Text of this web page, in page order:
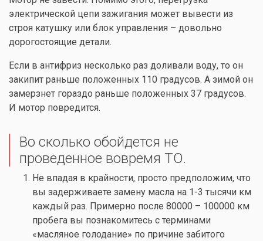
электрической цепи зажигания может вывести из
строя катушку или блок управления – довольно
дорогостоящие детали.
Если в антифриз несколько раз доливали воду, то он
закипит раньше положенных 110 градусов. А зимой он
замерзнет гораздо раньше положенных 37 градусов.
И мотор повредится.
Во сколько обойдется не
проведенное вовремя ТО.
Не впадая в крайности, просто предположим, что
вы задерживаете замену масла на 1-3 тысячи км
каждый раз. Примерно после 80000 – 100000 км
пробега вы познакомитесь с терминами
«масляное голодание» по причине забитого